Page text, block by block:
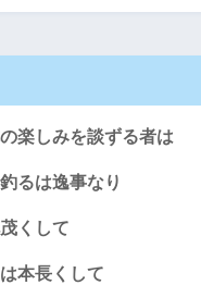
楽しみを談ずる者は
るは逸事なり
くして
本長くして